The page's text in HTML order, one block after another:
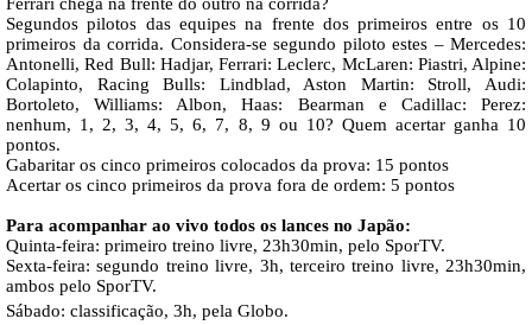
Segundos pilotos das equipes na frente dos primeiros entre os 10
primeiros da corrida. Considera-se segundo piloto estes – Mercedes:
Antonelli, Red Bull: Hadjar, Ferrari: Leclerc, McLaren: Piastri, Alpine:
Colapinto, Racing Bulls: Lindblad, Aston Martin: Stroll, Audi:
Bortoleto, Williams: Albon, Haas: Bearman e Cadillac: Perez:
nenhum, 1, 2, 3, 4, 5, 6, 7, 8, 9 ou 10? Quem acertar ganha 10
pontos.
Gabaritar os cinco primeiros colocados da prova: 15 pontos
Acertar os cinco primeiros da prova fora de ordem: 5 pontos
Para acompanhar ao vivo todos os lances no Japão:
Quinta-feira: primeiro treino livre, 23h30min, pelo SporTV.
Sexta-feira: segundo treino livre, 3h, terceiro treino livre, 23h30min,
ambos pelo SporTV.
Sábado: classificação, 3h, pela Globo.